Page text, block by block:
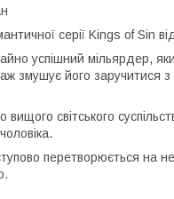
серії Kings of Sin
успішний мільярдер,
змушує його заручитися з
світського
перетворюється на